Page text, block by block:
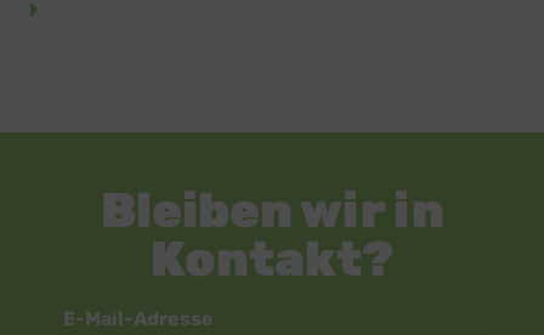
Bleiben wir in
Kontakt?
E-Mail-Adresse